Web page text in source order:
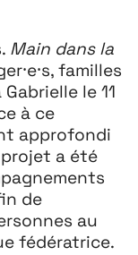
Main dans la
familles
le 11
à ce
approfondi
a été
de
au
fédératrice.